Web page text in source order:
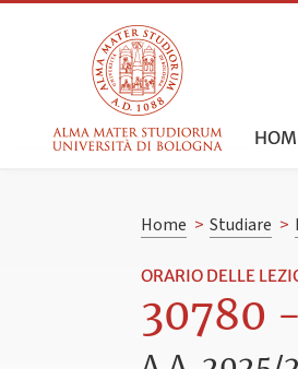
Home > Studiare >
ORARIO DELLE
30780